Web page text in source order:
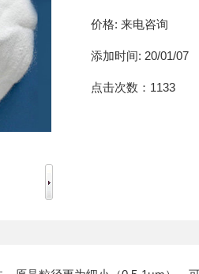
价格: 来电咨询
添加时间: 20/01/07
点击次数： 1133